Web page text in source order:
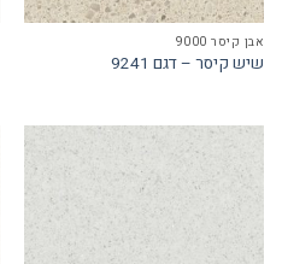
אבן קיסר 9000
שיש קיסר – דגם 9241